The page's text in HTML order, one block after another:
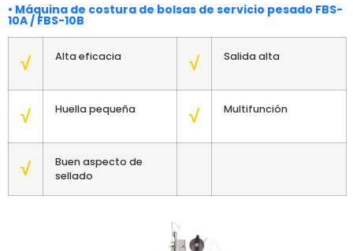
• Máquina de costura de bolsas de servicio pesado FBS-
10A / FBS-10B
√ Alta eficacia √ Salida alta
√ Huella pequeña √ Multifunción
√
Buen aspecto de
sellado